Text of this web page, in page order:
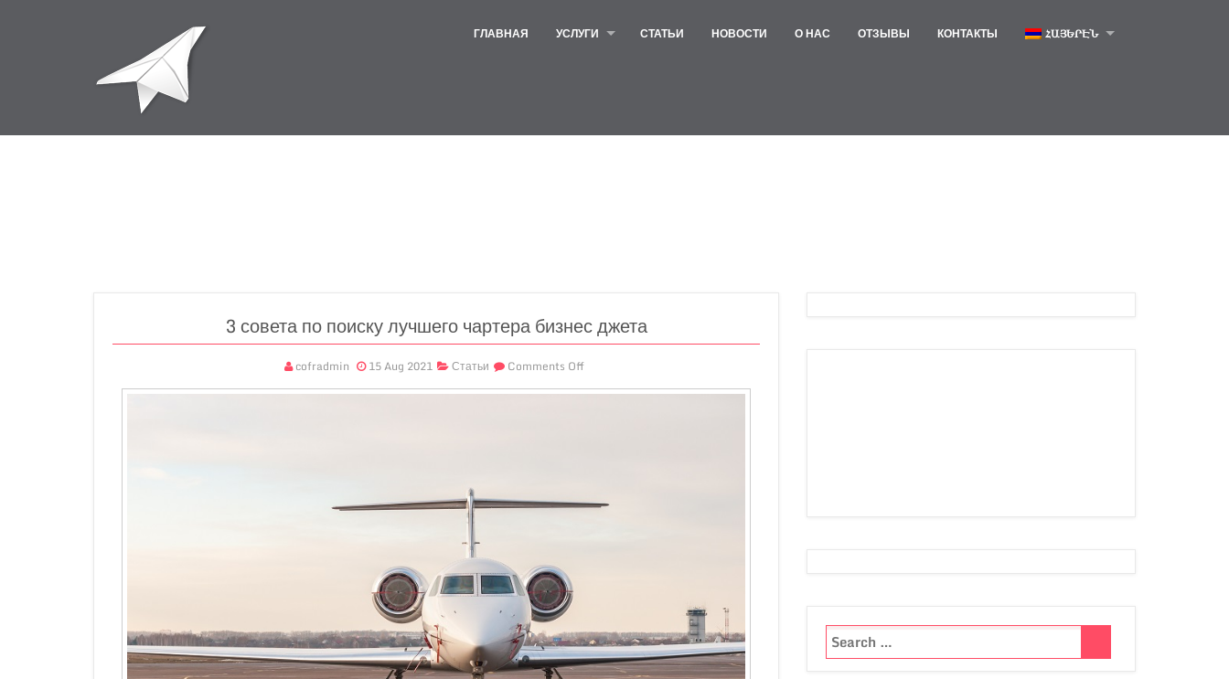
ГЛАВНАЯ УСЛУГИ СТАТЬИ НОВОСТИ О НАС ОТЗЫВЫ КОНТАКТЫ ՀԱՅԵՐԷՆ
3 совета по поиску лучшего чартера бизнес джета
cofradmin 15 Aug 2021 Статьи Comments Off